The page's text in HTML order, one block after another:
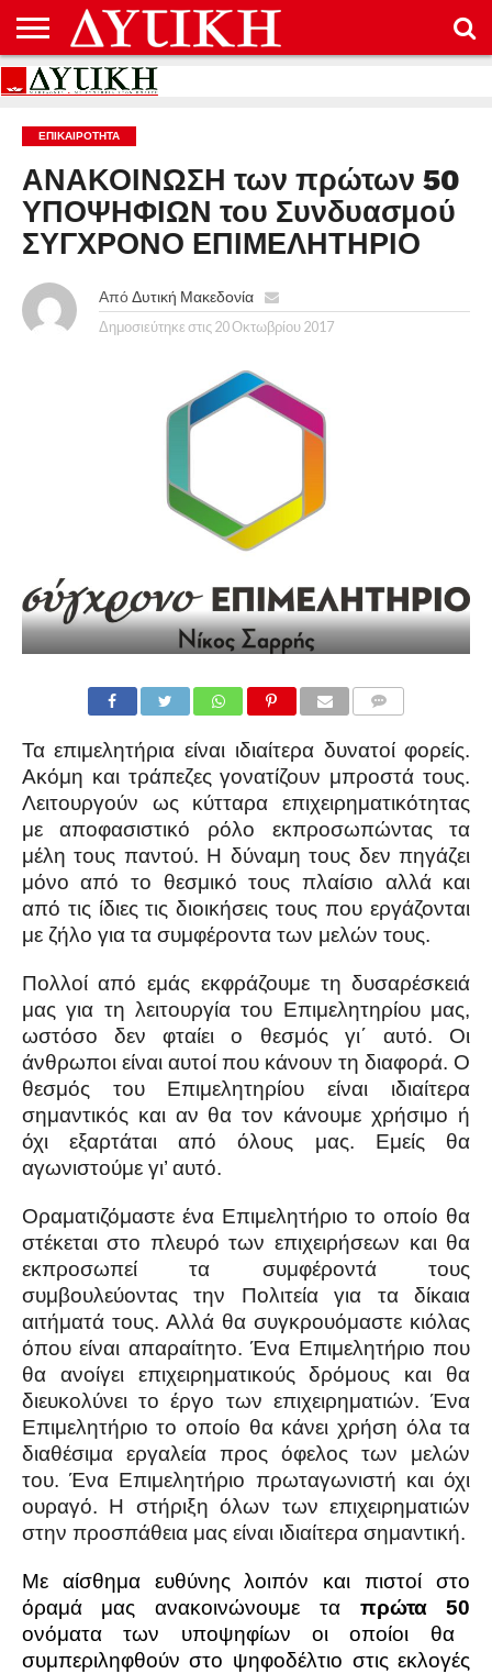
ΑΡΧΙΚΉ
ΕΠΙΚΟΙΝΩΝΊΑ
ΌΡΟΙ
ΠΡΟΣΤΑΣΊΑ
ΔΕΔΟΜΈΝΩΝ
ΕΠΙΚΑΙΡΟΤΗΤΑ
ΑΝΑΚΟΙΝΩΣΗ των πρώτων 50
ΥΠΟΨΗΦΙΩΝ του Συνδυασμού
ΣΥΓΧΡΟΝΟ ΕΠΙΜΕΛΗΤΗΡΙΟ
Από Δυτική Μακεδονία
Δημοσιεύτηκε στις 20 Οκτωβρίου 2017
Τα επιμελητήρια είναι ιδιαίτερα δυνατοί φορείς.
Ακόμη και τράπεζες γονατίζουν μπροστά τους.
Λειτουργούν ως κύτταρα επιχειρηματικότητας
με αποφασιστικό ρόλο εκπροσωπώντας τα
μέλη τους παντού. Η δύναμη τους δεν πηγάζει
μόνο από το θεσμικό τους πλαίσιο αλλά και
από τις ίδιες τις διοικήσεις τους που εργάζονται
με ζήλο για τα συμφέροντα των μελών τους.
Πολλοί από εμάς εκφράζουμε τη δυσαρέσκειά
μας για τη λειτουργία του Επιμελητηρίου μας,
ωστόσο δεν φταίει ο θεσμός γι΄ αυτό. Οι
άνθρωποι είναι αυτοί που κάνουν τη διαφορά. Ο
θεσμός του Επιμελητηρίου είναι ιδιαίτερα
σημαντικός και αν θα τον κάνουμε χρήσιμο ή
όχι εξαρτάται από όλους μας. Εμείς θα
αγωνιστούμε γι’ αυτό.
Οραματιζόμαστε ένα Επιμελητήριο το οποίο θα
στέκεται στο πλευρό των επιχειρήσεων και θα
εκπροσωπεί τα συμφέροντά τους
συμβουλεύοντας την Πολιτεία για τα δίκαια
αιτήματά τους. Αλλά θα συγκρουόμαστε κιόλας
όπου είναι απαραίτητο. Ένα Επιμελητήριο που
θα ανοίγει επιχειρηματικούς δρόμους και θα
διευκολύνει το έργο των επιχειρηματιών. Ένα
Επιμελητήριο το οποίο θα κάνει χρήση όλα τα
διαθέσιμα εργαλεία προς όφελος των μελών
του. Ένα Επιμελητήριο πρωταγωνιστή και όχι
ουραγό. Η στήριξη όλων των επιχειρηματιών
στην προσπάθεια μας είναι ιδιαίτερα σημαντική.
Με αίσθημα ευθύνης λοιπόν και πιστοί στο
όραμά μας ανακοινώνουμε τα πρώτα
50
ονόματα των υποψηφίων οι οποίοι θα
συμπεριληφθούν στο ψηφοδέλτιο στις εκλογές